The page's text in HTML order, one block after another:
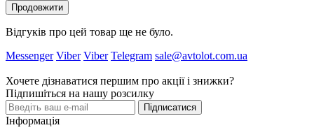
Продовжити
Відгуків про цей товар ще не було.
Messenger Viber Viber Telegram sale@avtolot.com.ua
Хочете дізнаватися першим про акції і знижки?
Підпишіться на нашу розсилку
Підписатися
Інформація